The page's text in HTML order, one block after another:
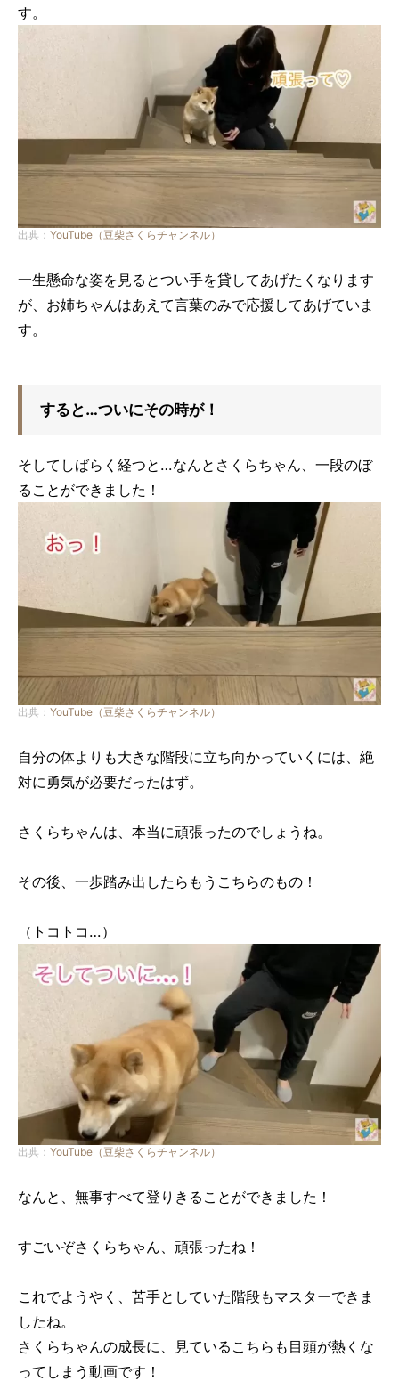
す。
出典： YouTube（豆柴さくらチャンネル）
一生懸命な姿を見るとつい手を貸してあげたくなります
が、お姉ちゃんはあえて言葉のみで応援してあげていま
す。
すると…ついにその時が！
そしてしばらく経つと…なんとさくらちゃん、一段のぼ
ることができました！
出典： YouTube（豆柴さくらチャンネル）
自分の体よりも大きな階段に立ち向かっていくには、絶
対に勇気が必要だったはず。
さくらちゃんは、本当に頑張ったのでしょうね。
その後、一歩踏み出したらもうこちらのもの！
（トコトコ…）
出典： YouTube（豆柴さくらチャンネル）
なんと、無事すべて登りきることができました！
すごいぞさくらちゃん、頑張ったね！
これでようやく、苦手としていた階段もマスターできま
したね。
さくらちゃんの成長に、見ているこちらも目頭が熱くな
ってしまう動画です！